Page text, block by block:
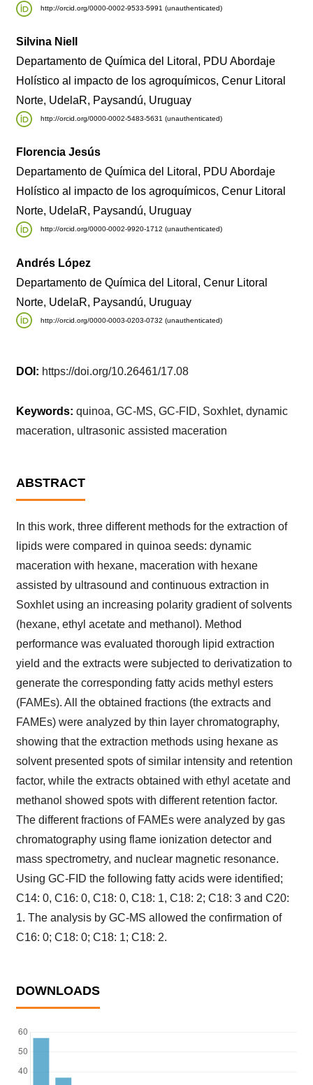
http://orcid.org/0000-0002-9533-5991 (unauthenticated)
Silvina Niell
Departamento de Química del Litoral, PDU Abordaje
Holístico al impacto de los agroquímicos, Cenur Litoral
Norte, UdelaR, Paysandú, Uruguay
http://orcid.org/0000-0002-5483-5631 (unauthenticated)
Florencia Jesús
Departamento de Química del Litoral, PDU Abordaje
Holístico al impacto de los agroquímicos, Cenur Litoral
Norte, UdelaR, Paysandú, Uruguay
http://orcid.org/0000-0002-9920-1712 (unauthenticated)
Andrés López
Departamento de Química del Litoral, Cenur Litoral
Norte, UdelaR, Paysandú, Uruguay
http://orcid.org/0000-0003-0203-0732 (unauthenticated)
DOI: https://doi.org/10.26461/17.08
Keywords: quinoa, GC-MS, GC-FID, Soxhlet, dynamic
maceration, ultrasonic assisted maceration
ABSTRACT
In this work, three different methods for the extraction of
lipids were compared in quinoa seeds: dynamic
maceration with hexane, maceration with hexane
assisted by ultrasound and continuous extraction in
Soxhlet using an increasing polarity gradient of solvents
(hexane, ethyl acetate and methanol). Method
performance was evaluated thorough lipid extraction
yield and the extracts were subjected to derivatization to
generate the corresponding fatty acids methyl esters
(FAMEs). All the obtained fractions (the extracts and
FAMEs) were analyzed by thin layer chromatography,
showing that the extraction methods using hexane as
solvent presented spots of similar intensity and retention
factor, while the extracts obtained with ethyl acetate and
methanol showed spots with different retention factor.
The different fractions of FAMEs were analyzed by gas
chromatography using flame ionization detector and
mass spectrometry, and nuclear magnetic resonance.
Using GC-FID the following fatty acids were identified;
C14: 0, C16: 0, C18: 0, C18: 1, C18: 2; C18: 3 and C20:
1. The analysis by GC-MS allowed the confirmation of
C16: 0; C18: 0; C18: 1; C18: 2.
DOWNLOADS